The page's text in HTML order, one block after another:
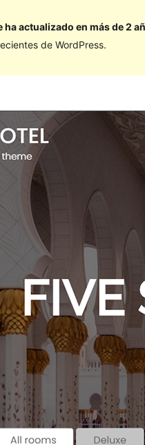
ha actualizado en más de 2
de WordPress.